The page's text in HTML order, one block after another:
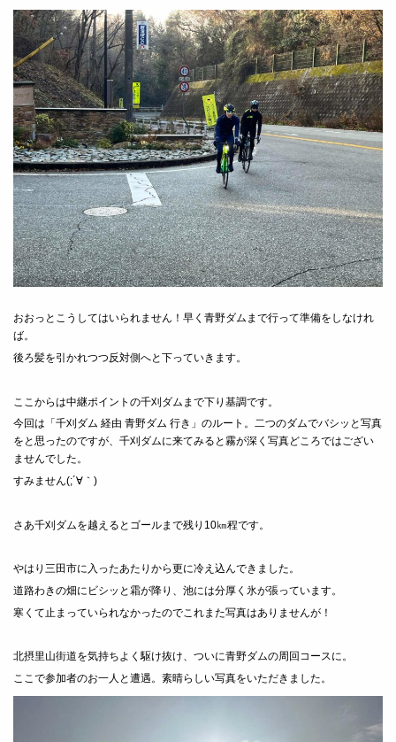
おおっとこうしてはいられません！早く青野ダムまで行って準備をしなけれ
ば。
後ろ髪を引かれつつ反対側へと下っていきます。
ここからは中継ポイントの千刈ダムまで下り基調です。
今回は「千刈ダム 経由 青野ダム 行き」のルート。二つのダムでバシッと写真
をと思ったのですが、千刈ダムに来てみると霧が深く写真どころではござい
ませんでした。
すみません(;´∀｀)
さあ千刈ダムを越えるとゴールまで残り10㎞程です。
やはり三田市に入ったあたりから更に冷え込んできました。
道路わきの畑にビシッと霜が降り、池には分厚く氷が張っています。
寒くて止まっていられなかったのでこれまた写真はありませんが！
北摂里山街道を気持ちよく駆け抜け、ついに青野ダムの周回コースに。
ここで参加者のお一人と遭遇。素晴らしい写真をいただきました。